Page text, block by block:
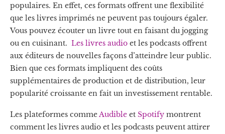
populaires. En effet, ces formats offrent une flexibilité
que les livres imprimés ne peuvent pas toujours égaler.
Vous pouvez écouter un livre tout en faisant du jogging
ou en cuisinant. Les livres audio et les podcasts offrent
aux éditeurs de nouvelles façons d’atteindre leur public.
Bien que ces formats impliquent des coûts
supplémentaires de production et de distribution, leur
popularité croissante en fait un investissement rentable.
Les plateformes commeAudible et Spotify montrent
comment les livres audio et les podcasts peuvent attirer